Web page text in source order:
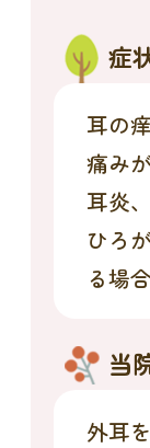
症
耳の
痛み
耳炎
ひろ
る場
当
外耳